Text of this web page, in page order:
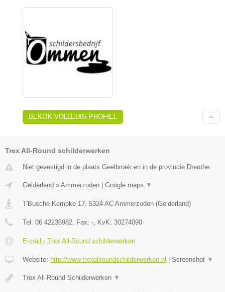
BEKIJK VOLLEDIG PROFIEL
Trex All-Round schilderwerken
Niet gevestigd in de plaats Geelbroek en in de provincie Drenthe.
Gelderland » Ammerzoden Google maps ▼
T'Busche Kempke 17, 5324 AC Ammerzoden (Gelderland)
Tel: 06 42236982, Fax: -, KvK: 30274090
E-mail › Trex All-Round schilderwerken
Website: http://www.trexallroundschilderwerken.nl Screenshot ▼
Trex All-Round Schilderwerken ▼